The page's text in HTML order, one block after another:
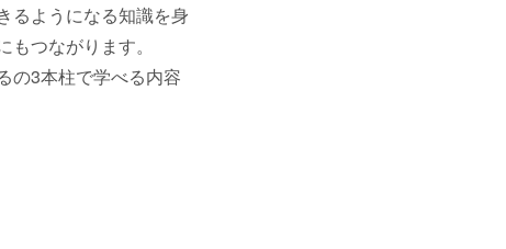
るようになる知識を身
つながります。
の3本柱で学べる内容